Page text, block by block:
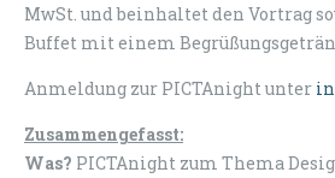
MwSt. und beinhaltet den Vortrag
Buffet mit einem
Anmeldung zur PICTAnight unter
Zusammengefasst:
Was? PICTAnight zum Thema